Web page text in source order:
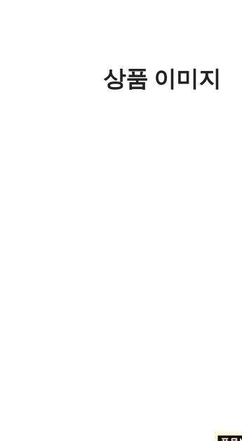
상품 이미지